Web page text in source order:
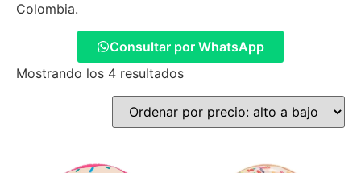
Colombia.
Consultar por WhatsApp
Mostrando los 4 resultados